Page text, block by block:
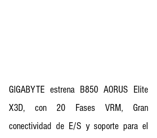
GIGABYTE estrena B850 AORUS Elite
X3D, con 20 Fases VRM, Gran
conectividad de E/S y soporte para el